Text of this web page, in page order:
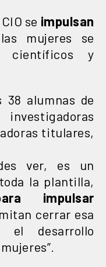
se impulsan
mujeres se
científicos y
38 alumnas de
titulares,
ver, es un
la plantilla,
impulsar
cerrar esa
desarrollo